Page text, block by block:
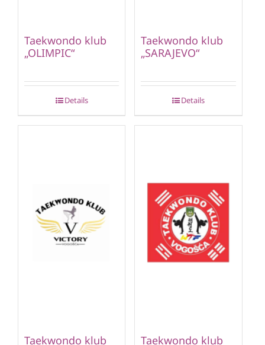
Taekwondo klub
„OLIMPIC“
Details
Taekwondo klub
„SARAJEVO“
Details
Taekwondo klub
Taekwondo klub